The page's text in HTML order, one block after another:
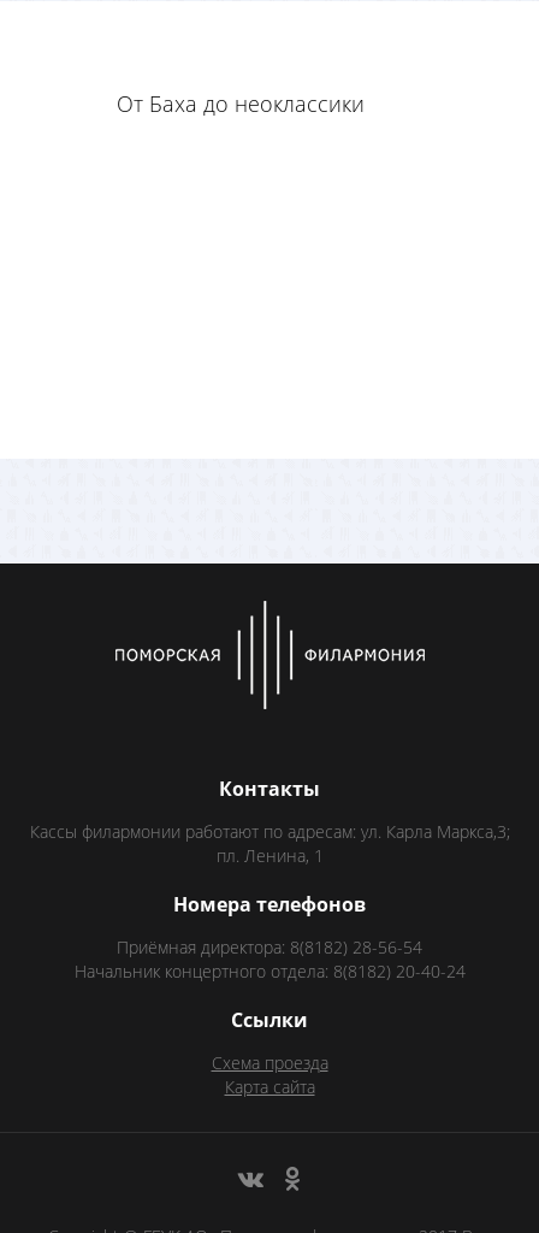
От Баха до неоклассики
Контакты
Кассы филармонии работают по адресам: ул. Карла Маркса,3;
пл. Ленина, 1
Номера телефонов
Приёмная директора: 8(8182) 28-56-54
Начальник концертного отдела: 8(8182) 20-40-24
Ссылки
Схема проезда
Карта сайта